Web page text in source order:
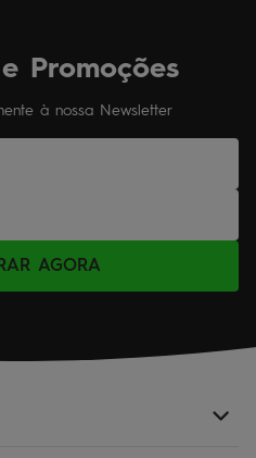
Promoções
à nossa Newsletter
AGORA